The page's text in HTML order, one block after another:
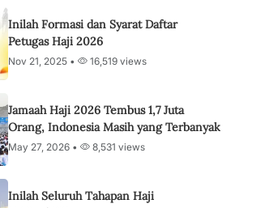
Inilah Formasi dan Syarat Daftar
Petugas Haji 2026
Nov 21, 2025 • 16,519 views
Jamaah Haji 2026 Tembus 1,7 Juta
Orang, Indonesia Masih yang Terbanyak
May 27, 2026 • 8,531 views
Inilah Seluruh Tahapan Haji